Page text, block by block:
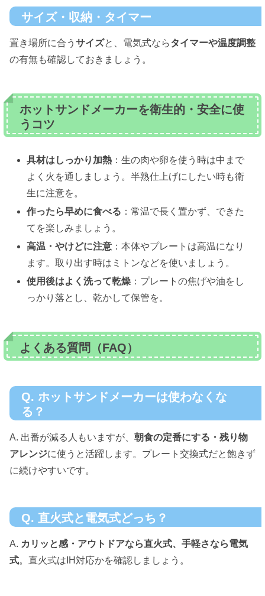
サイズ・収納・タイマー
置き場所に合う サイズと、電気式ならタイマーや温度調整
の有無も確認しておきましょう。
ホットサンドメーカーを衛生的・安全に使
うコツ
具材はしっかり加熱 ：生の肉や卵を使う時は中まで
よく火を通しましょう。半熟仕上げにしたい時も衛
生に注意を。
作ったら早めに食べる ：常温で長く置かず、できた
てを楽しみましょう。
高温・やけどに注意 ：本体やプレートは高温になり
ます。取り出す時はミトンなどを使いましょう。
使用後はよく洗って乾燥 ：プレートの焦げや油をし
っかり落とし、乾かして保管を。
よくある質問（FAQ）
Q. ホットサンドメーカーは使わなくな
る？
A. 出番が減る人もいますが、 朝食の定番にする・残り物
アレンジに使うと活躍します。プレート交換式だと飽きず
に続けやすいです。
Q. 直火式と電気式どっち？
A. カリッと感・アウトドアなら直火式、手軽さなら電気
式。直火式はIH対応かを確認しましょう。